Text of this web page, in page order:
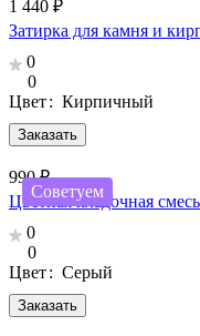
1 440 ₽
Затирка для камня и
0
0
Заказать
Цвет: Кирпичный
Советуем
990 ₽
Цветная кладочная
0
0
Заказать
Цвет: Серый